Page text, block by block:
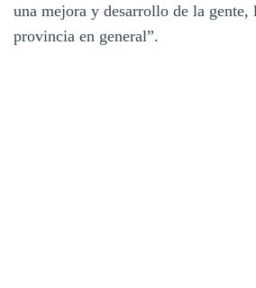
una mejora y desarrollo de la gente,
provincia en general”.